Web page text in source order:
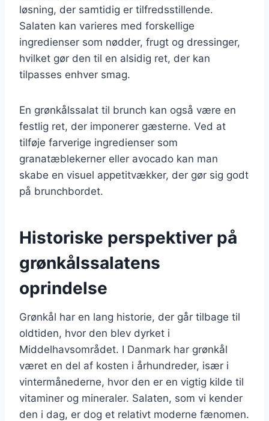
løsning, der samtidig er tilfredsstillende.
Salaten kan varieres med forskellige
ingredienser som nødder, frugt og dressinger,
hvilket gør den til en alsidig ret, der kan
tilpasses enhver smag.
En grønkålssalat til brunch kan også være en
festlig ret, der imponerer gæsterne. Ved at
tilføje farverige ingredienser som
granatæblekerner eller avocado kan man
skabe en visuel appetitvækker, der gør sig godt
på brunchbordet.
Historiske perspektiver på
grønkålssalatens
oprindelse
Grønkål har en lang historie, der går tilbage til
oldtiden, hvor den blev dyrket i
Middelhavsområdet. I Danmark har grønkål
været en del af kosten i århundreder, især i
vintermånederne, hvor den er en vigtig kilde til
vitaminer og mineraler. Salaten, som vi kender
den i dag, er dog et relativt moderne fænomen.